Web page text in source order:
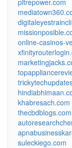
online-casinos-
khabresach.com
thecbdblogs.com
suleckiego.com